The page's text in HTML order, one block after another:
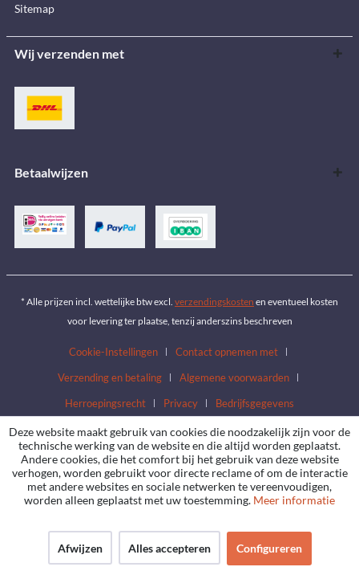
Sitemap
Wij verzenden met
Betaalwijzen
* Alle prijzen incl. wettelijke btw excl. verzendingskosten en eventueel kosten
voor levering ter plaatse, tenzij anderszins beschreven
Cookie-Instellingen
Contact opnemen met
Verzending en betaling
Algemene voorwaarden
Herroepingsrecht
Privacy Bedrijfsgegevens
Deze website maakt gebruik van cookies die noodzakelijk zijn voor de
technische werking van de website en die altijd worden geplaatst.
Andere cookies, die het comfort bij het gebruik van deze website
verhogen, worden gebruikt voor directe reclame of om de interactie
met andere websites en sociale netwerken te vereenvoudigen,
worden alleen geplaatst met uw toestemming. Meer informatie
Afwijzen Alles accepteren Configureren